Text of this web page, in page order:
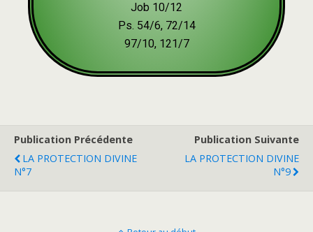
Job 10/12
Ps. 54/6, 72/14
97/10, 121/7
Publication Précédente
LA PROTECTION DIVINE
N°7
Publication Suivante
LA PROTECTION DIVINE
N°9